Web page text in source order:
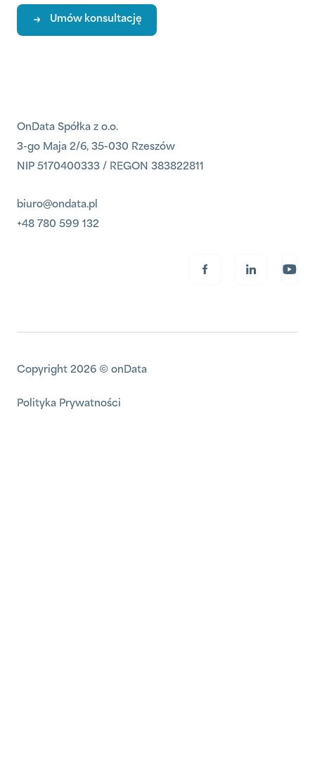
Umów konsultację
OnData Spółka z o.o.
3-go Maja 2/6, 35-030 Rzeszów
NIP 5170400333 / REGON 383822811
biuro@ondata.pl
+48 780 599 132
Copyright 2026 © onData
Polityka Prywatności